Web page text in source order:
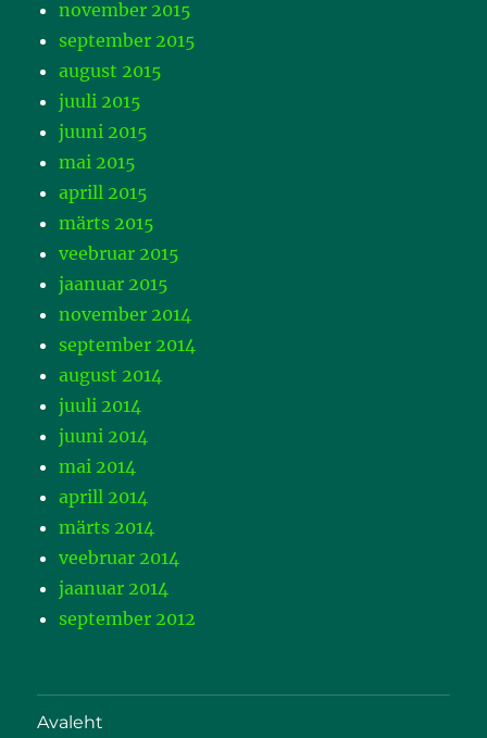
november 2015
september 2015
august 2015
juuli 2015
juuni 2015
mai 2015
aprill 2015
märts 2015
veebruar 2015
jaanuar 2015
november 2014
september 2014
august 2014
juuli 2014
juuni 2014
mai 2014
aprill 2014
märts 2014
veebruar 2014
jaanuar 2014
september 2012
Avaleht